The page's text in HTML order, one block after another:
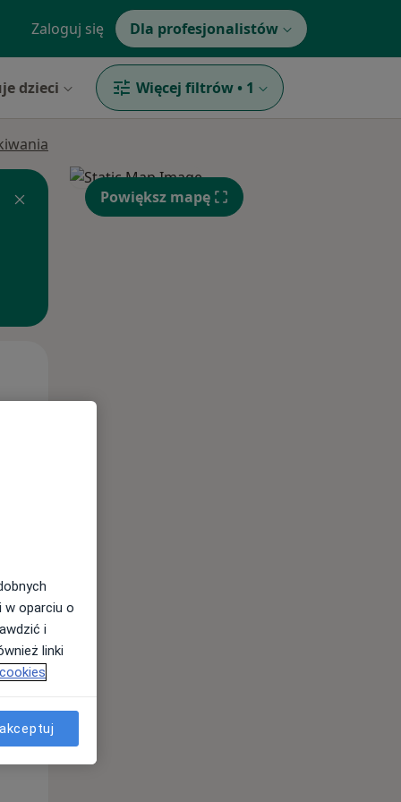
Zaloguj się Dla profesjonalistów
dzieci Więcej filtrów • 1
Wt,
Powiększ mapę
w oparciu o
i
linki